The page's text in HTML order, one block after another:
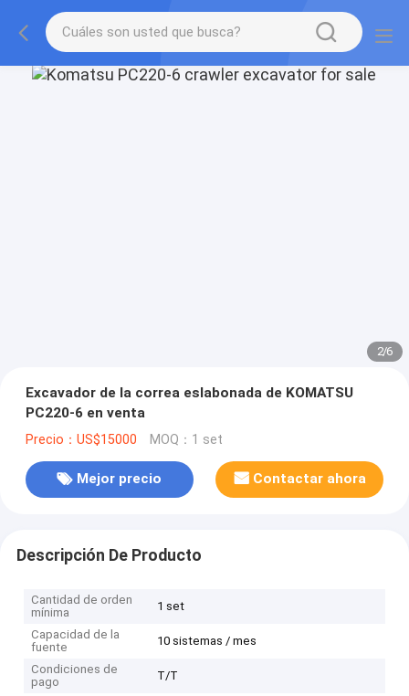
2/6
Excavador de la correa eslabonada de KOMATSU
PC220-6 en venta
Precio：US$15000 MOQ：1 set
Mejor precio Contactar ahora
Descripción De Producto
Cantidad de orden
mínima
1 set
Capacidad de la
fuente
10 sistemas / mes
Condiciones de
pago
T/T